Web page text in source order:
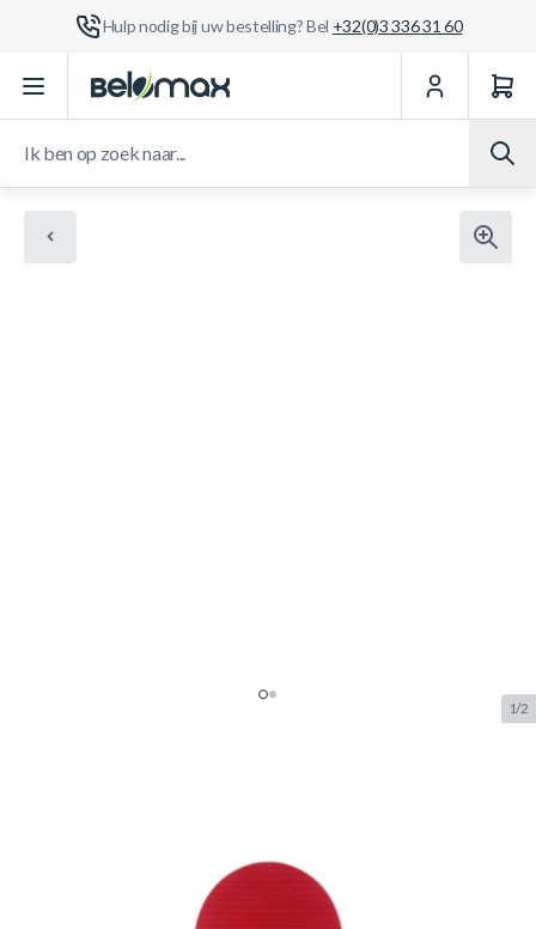
Hulp nodig bij uw bestelling? Bel +32(0)3 336 31 60
Ga naar de inhoud
1/2
Merk: Cornilleau